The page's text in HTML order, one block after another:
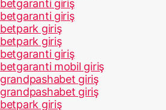
betgaranti giriş
betgaranti giriş
betpark giriş
betpark giriş
betgaranti giriş
betgaranti mobil giriş
grandpashabet giriş
grandpashabet giriş
betpark giriş